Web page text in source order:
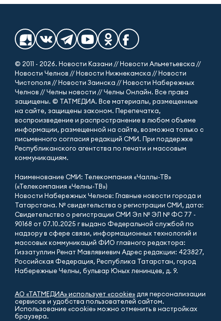
© 2011 - 2026. Новости Казани // Новости Альметьевска //
Новости Челнов // Новости Нижнекамска // Новости
Чистополя // Новости Заинска // Новости Набережных
Челнов // Челны новости // Челны Онлайн. Все права
защищены. © ТАТМЕДИА. Все материалы, размещенные
на сайте, защищены законом. Перепечатка,
воспроизведение и распространение в любом объеме
информации, размещенной на сайте, возможна только с
письменного согласия редакций СМИ. При поддержке
Республиканского агентства по печати и массовым
коммуникациям.
Наименование СМИ: Телекомпания «Чаллы-ТВ»
(«Телекомпания «Челны-ТВ»)
Новости Набережных Челнов: Главные новости города и
Татарстана. № свидетельства о регистрации СМИ, дата:
Свидетельство о регистрации СМИ Эл № ЭЛ № ФС 77 -
90168 от 07.10.2025 г выдано Федеральной службой по
надзору в сфере связи, информационных технологий и
массовых коммуникаций ФИО главного редактора:
Гиззатуллин Ренат Мавлявиевич Адрес редакции: 423827,
Российская Федерация, Республика Татарстан, город
Набережные Челны, бульвар Юных ленинцев, д. 9.
АО «ТАТМЕДИА» использует «cookie» для персонализации
сервисов и удобства пользователей сайтом.
Использование «cookie» можно отменить в настройках
браузера.